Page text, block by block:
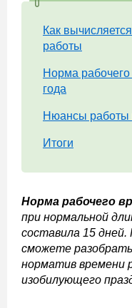
Как
работы
Норма
года
Нюансы работы
Итоги
Норма рабочего
при нормальной
составила 15
сможете
норматив времени
изобилующего